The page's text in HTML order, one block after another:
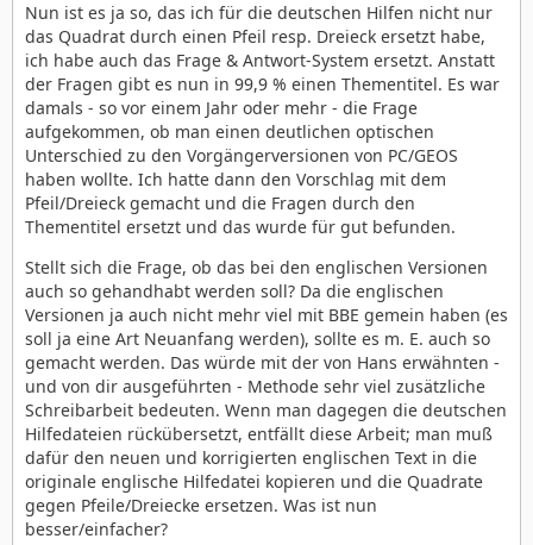
Nun ist es ja so, das ich für die deutschen Hilfen nicht nur
das Quadrat durch einen Pfeil resp. Dreieck ersetzt habe,
ich habe auch das Frage & Antwort-System ersetzt. Anstatt
der Fragen gibt es nun in 99,9 % einen Thementitel. Es war
damals - so vor einem Jahr oder mehr - die Frage
aufgekommen, ob man einen deutlichen optischen
Unterschied zu den Vorgängerversionen von PC/GEOS
haben wollte. Ich hatte dann den Vorschlag mit dem
Pfeil/Dreieck gemacht und die Fragen durch den
Thementitel ersetzt und das wurde für gut befunden.
Stellt sich die Frage, ob das bei den englischen Versionen
auch so gehandhabt werden soll? Da die englischen
Versionen ja auch nicht mehr viel mit BBE gemein haben (es
soll ja eine Art Neuanfang werden), sollte es m. E. auch so
gemacht werden. Das würde mit der von Hans erwähnten -
und von dir ausgeführten - Methode sehr viel zusätzliche
Schreibarbeit bedeuten. Wenn man dagegen die deutschen
Hilfedateien rückübersetzt, entfällt diese Arbeit; man muß
dafür den neuen und korrigierten englischen Text in die
originale englische Hilfedatei kopieren und die Quadrate
gegen Pfeile/Dreiecke ersetzen. Was ist nun
besser/einfacher?